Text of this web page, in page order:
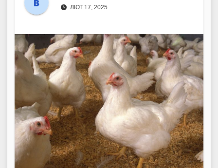
ЛЮТ 17, 2025